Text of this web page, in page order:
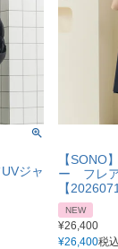
ジャ
【SONO
ー フレ
【
NEW
¥26,400
¥26,400税込